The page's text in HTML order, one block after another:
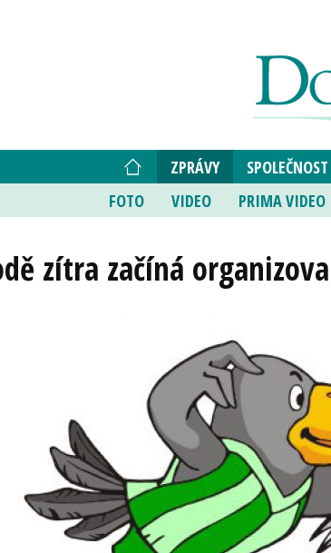
ZPRÁVY SPOLEČNOST
FOTO
VIDEO PRIMA VIDEO
zítra začíná